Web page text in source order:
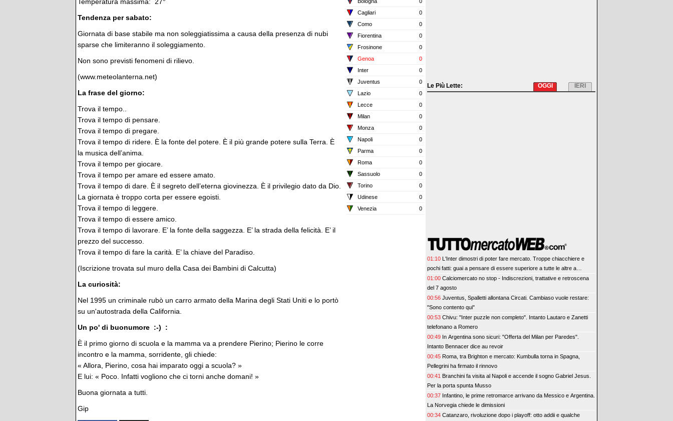
Tendenza per sabato:
Giornata di base stabile ma non soleggiatissima a causa della presenza di nubi
sparse che limiteranno il soleggiamento.
Non sono previsti fenomeni di rilievo.
(www.meteolanterna.net)
La frase del giorno:
Trova il tempo..
Trova il tempo di pensare.
Trova il tempo di pregare.
Trova il tempo di ridere. È la fonte del potere. È il più grande potere sulla Terra. È
la musica dell’anima.
Trova il tempo per giocare.
Trova il tempo per amare ed essere amato.
Trova il tempo di dare. È il segreto dell’eterna giovinezza. È il privilegio dato da Dio.
La giornata è troppo corta per essere egoisti.
Trova il tempo di leggere.
Trova il tempo di essere amico.
Trova il tempo di lavorare. E’ la fonte della saggezza. E’ la strada della felicità. E’ il
prezzo del successo.
Trova il tempo di fare la carità. E’ la chiave del Paradiso.
(Iscrizione trovata sul muro della Casa dei Bambini di Calcutta)
La curiosità:
Nel 1995 un criminale rubò un carro armato della Marina degli Stati Uniti e lo portò
su un'autostrada della California.
Un po' di buonumore :-) :
È il primo giorno di scuola e la mamma va a prendere Pierino; Pierino le corre
incontro e la mamma, sorridente, gli chiede:
« Allora, Pierino, cosa hai imparato oggi a scuola? »
E lui: « Poco. Infatti vogliono che ci torni anche domani! »
Buona giornata a tutti.
Gip
Cagliari
0
Como
0
Fiorentina
0
Frosinone
0
Genoa
0
Inter
0
Juventus
0
Lazio
0
Lecce
0
Milan
0
Monza
0
Napoli
0
Parma
0
Roma
0
Sassuolo
0
Torino
0
Udinese
0
Venezia
0
Le Più Lette: IERI
OGGI
01:10 L'Inter dimostri di poter fare mercato. Troppe chiacchiere e
pochi fatti: guai a pensare di essere superiore a tutte le altre a
prescindere. Juve, il portiere può diventare un "problema". Milan-
Leao, serve una decisione netta
01:00 Calciomercato no stop - Indiscrezioni, trattative e retroscena
del 7 agosto
00:56 Juventus, Spalletti allontana Circati. Cambiaso vuole restare:
"Sono contento qui"
00:53 Chivu: "Inter puzzle non completo". Intanto Lautaro e Zanetti
telefonano a Romero
00:49 In Argentina sono sicuri: "Offerta del Milan per Paredes".
Intanto Bennacer dice au revoir
00:45 Roma, tra Brighton e mercato: Kumbulla torna in Spagna,
Pellegrini ha firmato il rinnovo
00:41 Branchini fa visita al Napoli e accende il sogno Gabriel Jesus.
Per la porta spunta Musso
00:37 Infantino, le prime retromarce arrivano da Messico e Argentina.
La Norvegia chiede le dimissioni
00:34 Catanzaro, rivoluzione dopo i playoff: otto addii e qualche